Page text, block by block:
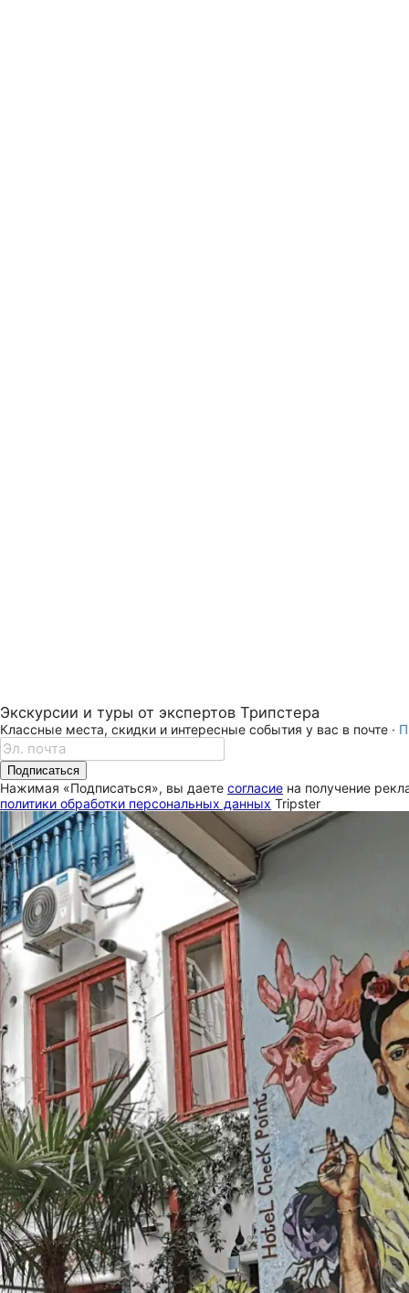
Экскурсии и туры от экспертов Трипстера
Классные места, скидки и интересные события у вас в почте ·
Подписаться
Нажимая «Подписаться», вы даете согласие на получение
политики обработки персональных данных Tripster